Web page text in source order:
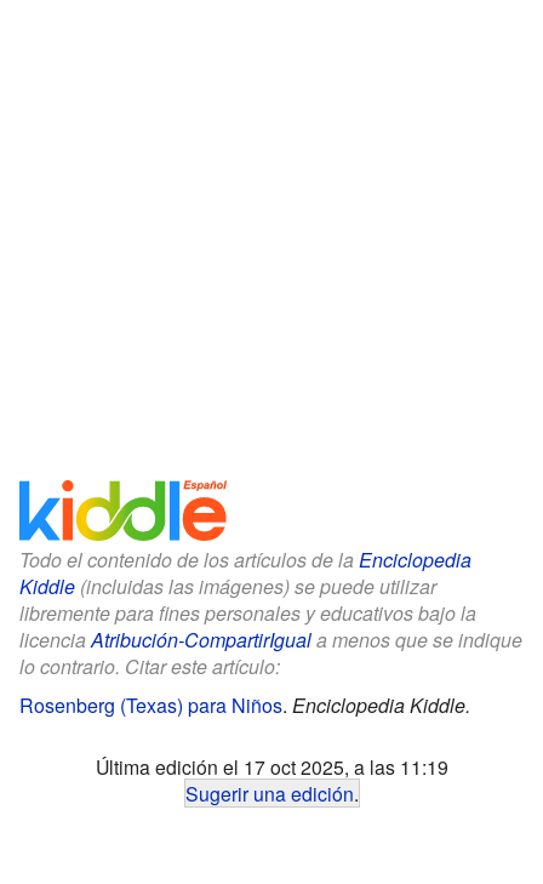
Todo el contenido de los artículos de la Enciclopedia
Kiddle (incluidas las imágenes) se puede utilizar
libremente para fines personales y educativos bajo la
licenciaAtribución-CompartirIguala menos que se indique
lo contrario. Citar este artículo:
Rosenberg (Texas) para Niños. Enciclopedia Kiddle.
Última edición el 17 oct 2025, a las 11:19
Sugerir una edición.